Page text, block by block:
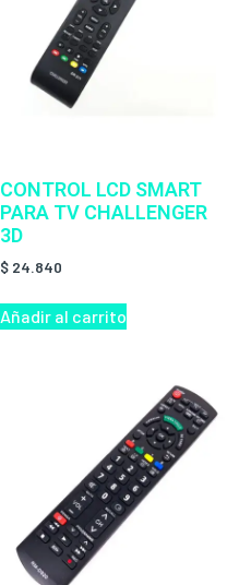
CONTROL LCD SMART
PARA TV CHALLENGER
3D
$ 24.840
Añadir al carrito